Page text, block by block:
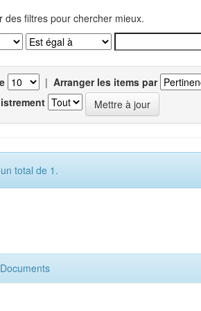
des filtres pour chercher mieux.
| Arranger les items par
total de 1.